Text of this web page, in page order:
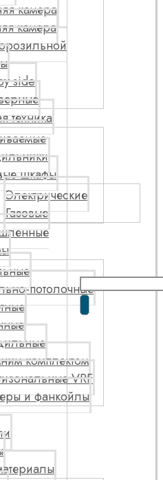
камера
камера
side
техника
шкафы
Электрические
Газовые
потолочные
комплектом
VRF
и фанкойлы